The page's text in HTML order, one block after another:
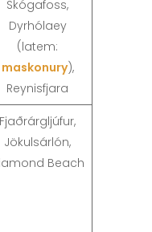
Skógafoss,
Dyrhólaey
(latem:
maskonury),
Reynisfjara
Fjaðrárgljúfur,
Jökulsárlón,
Beach